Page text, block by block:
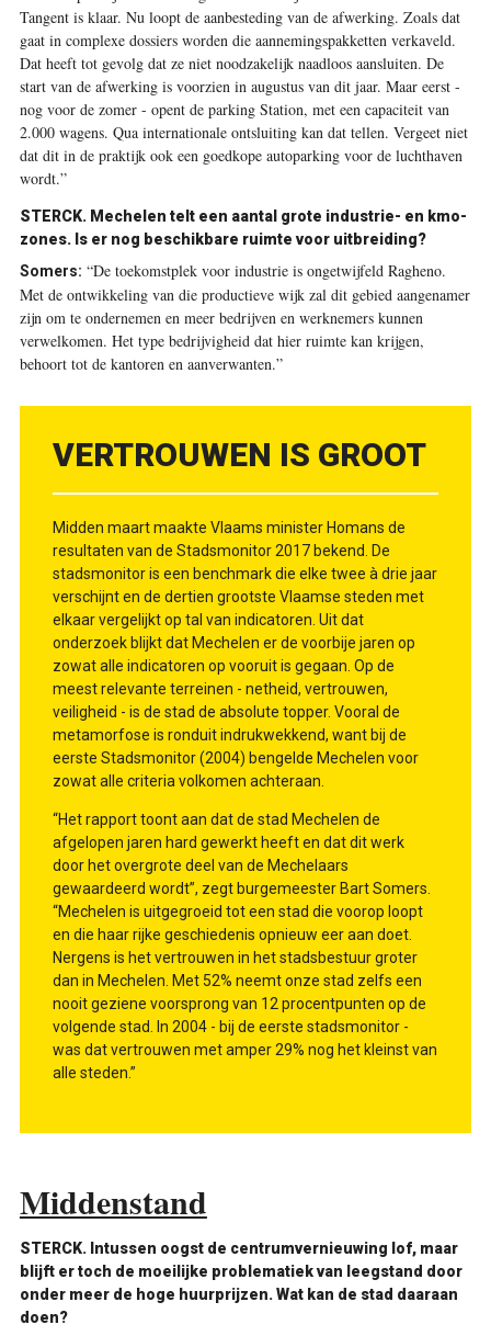
Tangent is klaar. Nu loopt de aanbesteding van de afwerking. Zoals dat
gaat in complexe dossiers worden die aannemingspakketten verkaveld.
Dat heeft tot gevolg dat ze niet noodzakelijk naadloos aansluiten. De
start van de afwerking is voorzien in augustus van dit jaar. Maar eerst -
nog voor de zomer - opent de parking Station, met een capaciteit van
2.000 wagens. Qua internationale ontsluiting kan dat tellen. Vergeet niet
dat dit in de praktijk ook een goedkope autoparking voor de luchthaven
wordt.”
STERCK. Mechelen telt een aantal grote industrie- en kmo-
zones. Is er nog beschikbare ruimte voor uitbreiding?
Somers: “De toekomstplek voor industrie is ongetwijfeld Ragheno.
Met de ontwikkeling van die productieve wijk zal dit gebied aangenamer
zijn om te ondernemen en meer bedrijven en werknemers kunnen
verwelkomen. Het type bedrijvigheid dat hier ruimte kan krijgen,
behoort tot de kantoren en aanverwanten.”
VERTROUWEN IS GROOT
Midden maart maakte Vlaams minister Homans de
resultaten van de Stadsmonitor 2017 bekend. De
stadsmonitor is een benchmark die elke twee à drie jaar
verschijnt en de dertien grootste Vlaamse steden met
elkaar vergelijkt op tal van indicatoren. Uit dat
onderzoek blijkt dat Mechelen er de voorbije jaren op
zowat alle indicatoren op vooruit is gegaan. Op de
meest relevante terreinen - netheid, vertrouwen,
veiligheid - is de stad de absolute topper. Vooral de
metamorfose is ronduit indrukwekkend, want bij de
eerste Stadsmonitor (2004) bengelde Mechelen voor
zowat alle criteria volkomen achteraan.
“Het rapport toont aan dat de stad Mechelen de
afgelopen jaren hard gewerkt heeft en dat dit werk
door het overgrote deel van de Mechelaars
gewaardeerd wordt”, zegt burgemeester Bart Somers.
“Mechelen is uitgegroeid tot een stad die voorop loopt
en die haar rijke geschiedenis opnieuw eer aan doet.
Nergens is het vertrouwen in het stadsbestuur groter
dan in Mechelen. Met 52% neemt onze stad zelfs een
nooit geziene voorsprong van 12 procentpunten op de
volgende stad. In 2004 - bij de eerste stadsmonitor -
was dat vertrouwen met amper 29% nog het kleinst van
alle steden.”
Middenstand
STERCK. Intussen oogst de centrumvernieuwing lof, maar
blijft er toch de moeilijke problematiek van leegstand door
onder meer de hoge huurprijzen. Wat kan de stad daaraan
doen?